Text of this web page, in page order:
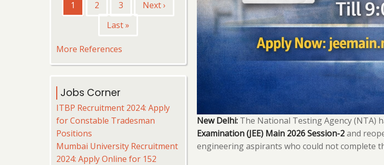
New Delhi:The National Testing Agency (NTA)
Examination (JEE) Main 2026 Session-2and
engineering aspirants who could not complete
Current
page
1 पृष्ठ
2 पृष्ठ
3
Next
Next ›
Last
Last »
More References
Jobs Corner
ITBP Recruitment 2024: Apply
for Constable Tradesman
Positions
Mumbai University Recruitment
2024: Apply Online for 152